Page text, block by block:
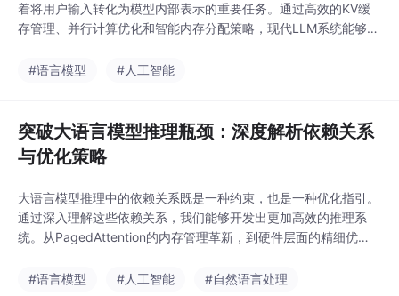
着将用户输入转化为模型内部表示的重要任务。通过高效的KV缓
存管理、并行计算优化和智能内存分配策略，现代LLM系统能够快
规模的不断扩大和应用场景的多样化，prompt processing阶段的
#语言模型 #人工智能
突破大语言模型推理瓶颈：深度解析依赖关系
与优化策略
大语言模型推理中的依赖关系既是一种约束，也是一种优化指引。
通过深入理解这些依赖关系，我们能够开发出更加高效的推理系
统。从PagedAttention的内存管理革新，到硬件层面的精细优
机科学中的许多经典问题，依赖关系管理的核心在于找到约束与自
#语言模型 #人工智能 #自然语言处理